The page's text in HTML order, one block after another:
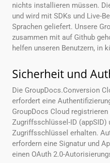
nichts installieren müssen.
und wird mit SDKs und Live-
Sprachen geliefert. Unsere
zusammen mit auf Github
helfen unseren Benutzern, in
Sicherheit und
Die GroupDocs.Conversion
erfordert eine
GroupDocs Cloud registrieren
Zugriffsschlüssel-ID (appSID)
Zugriffsschlüssel erhalten.
erfordern eine Signatur und
einen OAuth 2.0-